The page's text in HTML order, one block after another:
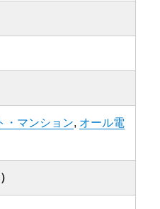
・マンション, オール電